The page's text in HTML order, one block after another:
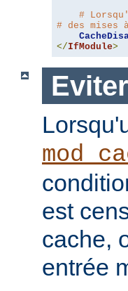
#
# des mises
</IfModule>
est
cache,
entrée